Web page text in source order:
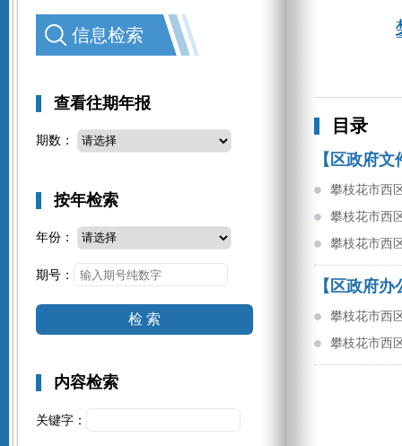
信息检索
查看往期年报
期数：
按年检索
年份：
期号：
检 索
内容检索
关键字：
目录
【区政府文
攀枝花市西
攀枝花市西
攀枝花市西
【区政府
攀枝花市西
攀枝花市西